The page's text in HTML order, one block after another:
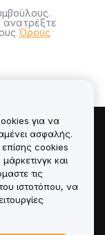
ανατρέξτε
Όρους
για να
ασφαλής.
cookies
και
τις
ιστοτόπου, να